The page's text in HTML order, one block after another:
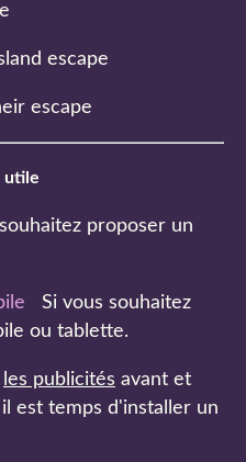
escape
escape
utile
proposer un
Si vous souhaitez
ou tablette.
les publicités avant et
est temps d'installer un